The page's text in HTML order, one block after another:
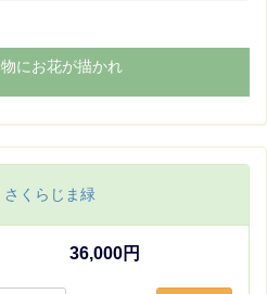
にお花が描かれ
さくらじま緑
36,000円